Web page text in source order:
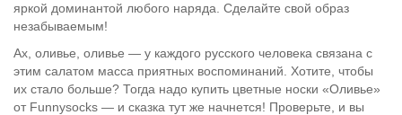
яркой доминантой любого наряда. Сделайте свой образ
незабываемым!
Ах, оливье, оливье — у каждого русского человека связана с
этим салатом масса приятных воспоминаний. Хотите, чтобы
их стало больше? Тогда надо купить цветные носки «Оливье»
от Funnysocks — и сказка тут же начнется! Проверьте, и вы